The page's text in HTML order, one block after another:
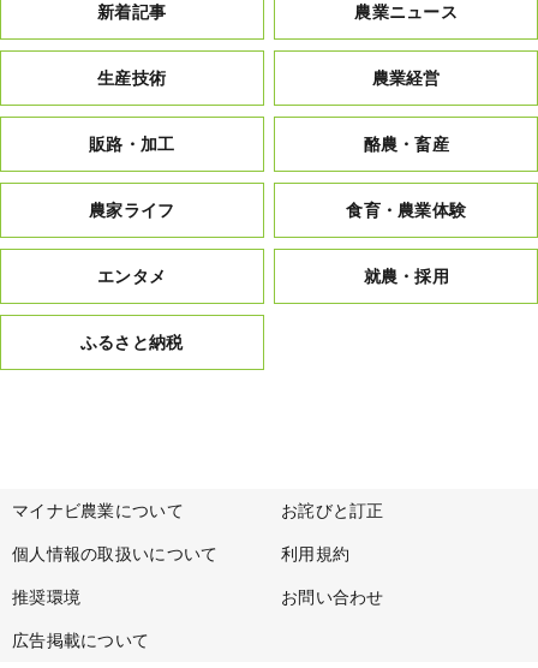
新着記事 農業ニュース
生産技術 農業経営
販路・加工 酪農・畜産
農家ライフ 食育・農業体験
エンタメ 就農・採用
ふるさと納税
マイナビ農業について お詫びと訂正
個人情報の取扱いについて 利用規約
推奨環境 お問い合わせ
広告掲載について